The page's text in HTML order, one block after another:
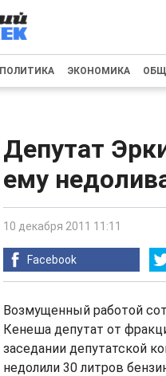
ПОЛИТИКА ЭКОНОМИКА
Депутат
ему
10 декабря 2011 11:11
Facebook
Возмущенный работой
Кенеша депутат от
заседании депутатской
недолили 30 литров